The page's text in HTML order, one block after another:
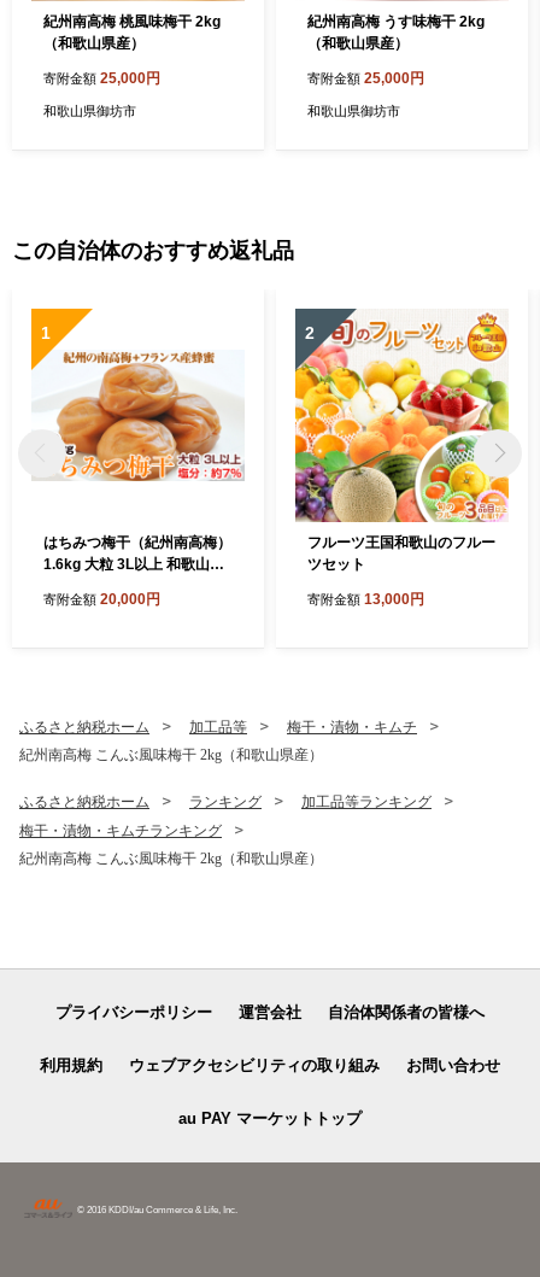
紀州南高梅 桃風味梅干 2kg
（和歌山県産）
寄附金額 25,000円
和歌山県御坊市
紀州南高梅 うす味梅干 2kg
（和歌山県産）
寄附金額 25,000円
和歌山県御坊市
この自治体のおすすめ返礼品
1
はちみつ梅干（紀州南高梅）
1.6kg 大粒 3L以上 和歌山県
寄附金額 20,000円
2
フルーツ王国和歌山のフルー
ツセット
寄附金額 13,000円
ふるさと納税ホーム 加工品等
梅干・漬物・キムチ
紀州南高梅 こんぶ風味梅干 2kg（和歌山県産）
ふるさと納税ホーム ランキング
加工品等ランキング
梅干・漬物・キムチランキング
紀州南高梅 こんぶ風味梅干 2kg（和歌山県産）
プライバシーポリシー 運営会社 自治体関係者の皆様へ
利用規約 ウェブアクセシビリティの取り組み お問い合わせ
au PAY マーケットトップ
© 2016 KDDI/au Commerce & Life, Inc.